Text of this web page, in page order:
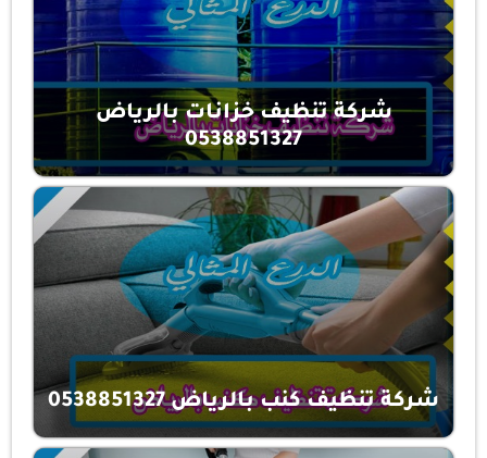
شركة تنظيف خزانات بالرياض
0538851327
شركة تنظيف كنب بالرياض 0538851327